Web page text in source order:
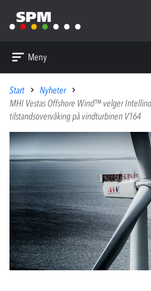
Meny
Start
Nyheter
MHI Vestas Offshore Wind™ velger
tilstandsovervåking på vindturbinen V164